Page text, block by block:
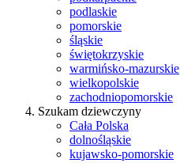
podlaskie
pomorskie
śląskie
świętokrzyskie
warmińsko-mazurskie
wielkopolskie
zachodniopomorskie
Szukam dziewczyny
Cała Polska
dolnośląskie
kujawsko-pomorskie